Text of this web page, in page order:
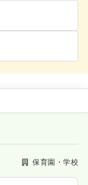
保育園・学校